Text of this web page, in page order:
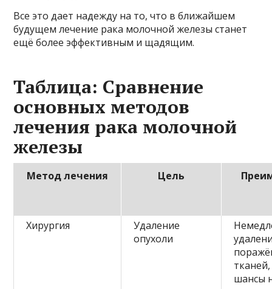
Все это дает надежду на то, что в ближайшем
будущем лечение рака молочной железы станет
ещё более эффективным и щадящим.
Таблица: Сравнение
основных методов
лечения рака молочной
железы
Метод лечения Цель
Хирургия
Удаление
опухоли
шансы